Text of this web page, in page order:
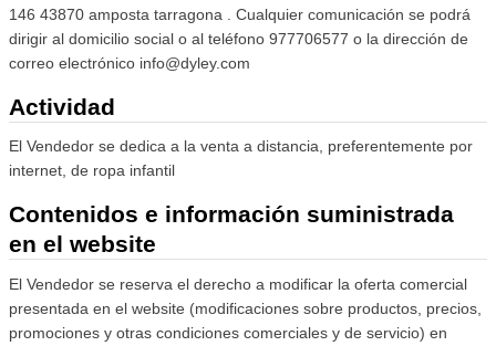
146 43870 amposta tarragona . Cualquier comunicación se podrá
dirigir al domicilio social o al teléfono 977706577 o la dirección de
correo electrónico info@dyley.com
Actividad
El Vendedor se dedica a la venta a distancia, preferentemente por
internet, de ropa infantil
Contenidos e información suministrada
en el website
El Vendedor se reserva el derecho a modificar la oferta comercial
presentada en el website (modificaciones sobre productos, precios,
promociones y otras condiciones comerciales y de servicio) en